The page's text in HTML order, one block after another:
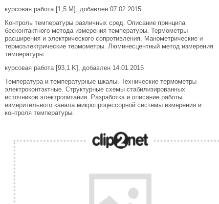
курсовая работа [1,5 M], добавлен 07.02.2015
Контроль температуры различных сред. Описание принципа
бесконтактного метода измерения температуры. Термометры
расширения и электрического сопротивления. Манометрические и
термоэлектрические термометры. Люминесцентный метод измерения
температуры.
курсовая работа [93,1 K], добавлен 14.01.2015
Температура и температурные шкалы. Технические термометры
электроконтактные. Структурные схемы стабилизированных
источников электропитания. Разработка и описание работы
измерительного канала микропроцессорной системы измерения и
контроля температуры.